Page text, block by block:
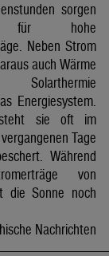
sorgen
für hohe
Neben Strom
auch Wärme
Solarthermie
Energiesystem.
steht sie oft im
Tage
Während
von
die Sonne noch
Nachrichten